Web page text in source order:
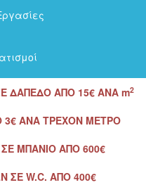
ΔΑΠΕΔΟ ΑΠΟ 15€ ΑΝΑ m2
3€ ΑΝΑ ΤΡΕΧΟΝ ΜΕΤΡΟ
ΜΠΑΝΙΟ ΑΠΟ 600€
ΣΕ W.C. ΑΠΟ 400€